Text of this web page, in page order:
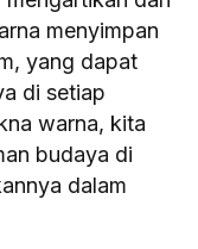
menyimpan
yang dapat
di setiap
warna, kita
budaya di
dalam